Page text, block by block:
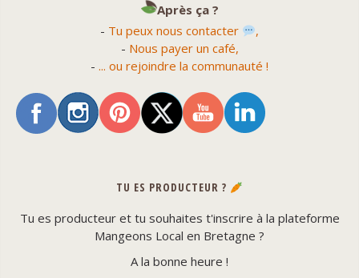
Après ça ?
- Tu peux nous contacter
,
- Nous payer un café,
- ... ou rejoindre la communauté !
TU ES PRODUCTEUR ?
Tu es producteur et tu souhaites t'inscrire à la plateforme
Mangeons Local en Bretagne ?
A la bonne heure !